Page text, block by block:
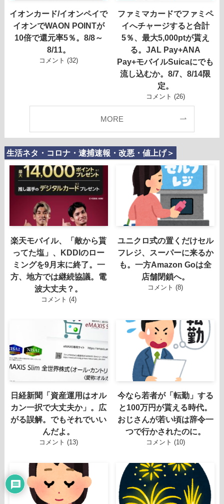
イオンカード/イオンペイで
イオンでWAON POINTが
10倍で還元率5％。8/8～
8/11。
コメント (32)
ファミマカードでファミペ
イへチャージすると合計
5％、最大5,000ptが貰え
る。JAL Pay+ANA
Pay+モバイルSuicaにでも
流し込むか。8/7、8/14限
定。
コメント (26)
MORE
生活ネタ・コロナ・逮捕速報・改悪・値上げ＞
楽天モバイル、「敵から貰
ってた塩」、KDDIのロー
ミングを9月末に終了。一
方、地方では継続協議。電
波大丈夫？。
コメント (4)
ユニクロ式の置くだけセル
フレジ、スーパーに来るか
も。一方Amazon Goは全
店舗閉鎖へ。
コメント (8)
日経新聞「資産運用はオル
カン一択で大丈夫か」。広
がる誤解。でもそれでいい
んだよ。
コメント (13)
今なら若者が「転勤」する
と100万円が貰える時代。
おじさんが若い頃は辞令一
つで行かされたのに。
コメント (10)